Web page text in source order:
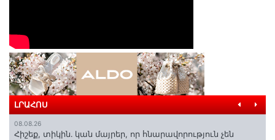
ԼՐԱՀՈՍ
08.08.26
Հիշեք, տիկին․ կան մայրեր, որ հնարավորություն չեն